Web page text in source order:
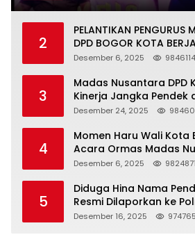
2
PELANTIKAN PENGURUS
DPD BOGOR KOTA
KHIDMAT
Desember 6, 2025 9846114
3
Madas Nusantara DPD
Kinerja Jangka Pendek
Panjang
Desember 24, 2025
4
Momen Haru Wali
Acara Ormas Madas
Peci Hitam Tinggi
Desember 6, 2025 9824871
5
Diduga Hina Nama
Resmi Dilaporkan ke
Desember 16, 2025